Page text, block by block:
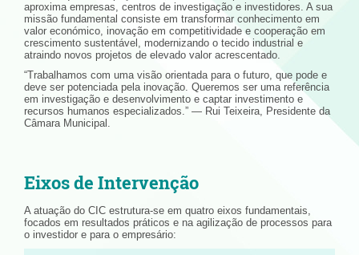
aproxima empresas, centros de investigação e investidores. A sua
missão fundamental consiste em transformar conhecimento em
valor económico, inovação em competitividade e cooperação em
crescimento sustentável, modernizando o tecido industrial e
atraindo novos projetos de elevado valor acrescentado.
“Trabalhamos com uma visão orientada para o futuro, que pode e
deve ser potenciada pela inovação. Queremos ser uma referência
em investigação e desenvolvimento e captar investimento e
recursos humanos especializados.” — Rui Teixeira, Presidente da
Câmara Municipal.
Eixos de Intervenção
A atuação do CIC estrutura-se em quatro eixos fundamentais,
focados em resultados práticos e na agilização de processos para
o investidor e para o empresário: